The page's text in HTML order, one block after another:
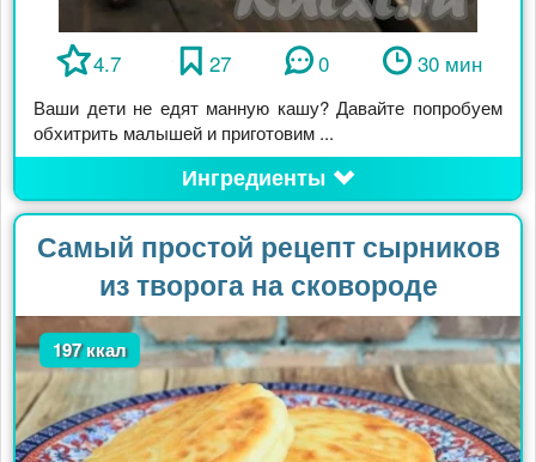
4.7 27 0 30 мин
Ваши дети не едят манную кашу? Давайте попробуем
обхитрить малышей и приготовим ...
Ингредиенты
Самый простой рецепт сырников
из творога на сковороде
197 ккал